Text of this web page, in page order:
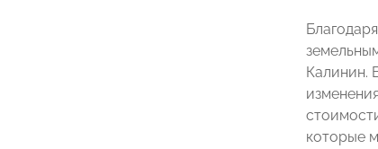
Калинин.
которые